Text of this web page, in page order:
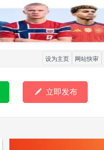
设为主页 网站快审
 立即发布